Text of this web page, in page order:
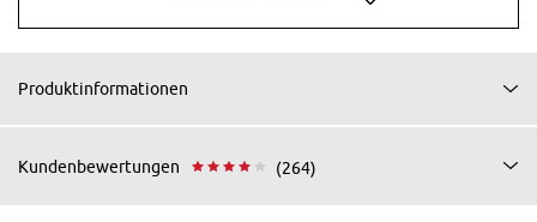
Produktinformationen
Kundenbewertungen (264)